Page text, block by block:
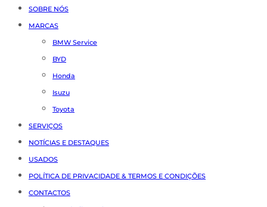
SOBRE NÓS
MARCAS
BMW Service
BYD
Honda
Isuzu
Toyota
SERVIÇOS
NOTÍCIAS E DESTAQUES
USADOS
POLÍTICA DE PRIVACIDADE & TERMOS E CONDIÇÕES
CONTACTOS